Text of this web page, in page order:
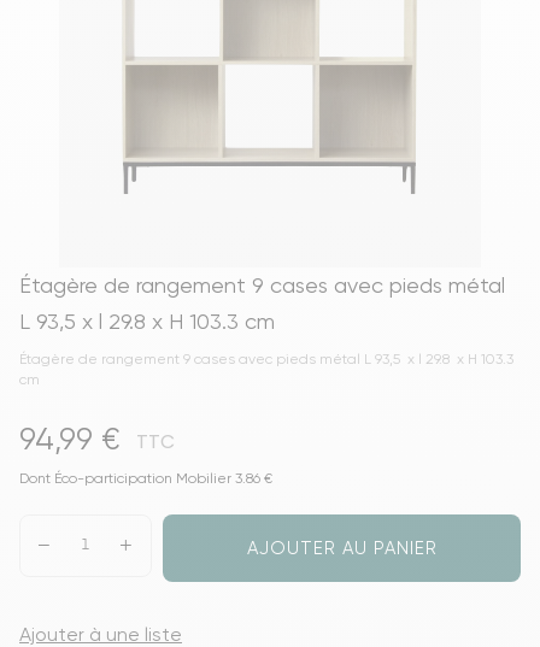
Étagère de rangement 9 cases avec pieds métal
L 93,5 x l 29.8 x H 103.3 cm
Étagère de rangement 9 cases avec pieds métal L 93,5 x l 29.8 x H 103.3
cm
94,99 € TTC
Dont Éco-participation Mobilier 3.86 €
AJOUTER AU PANIER
Ajouter à une liste